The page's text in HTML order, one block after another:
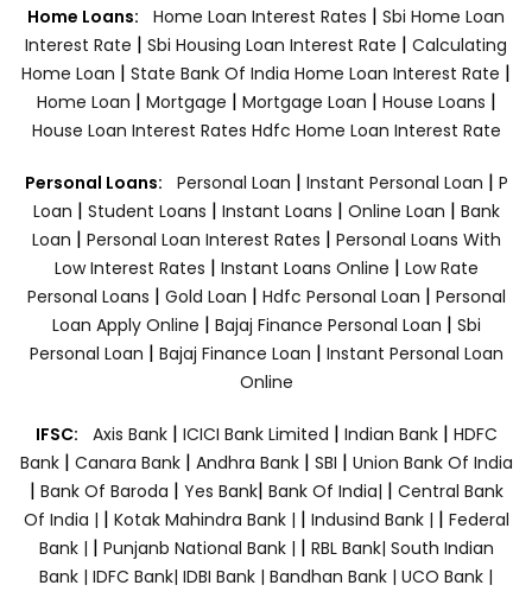
Home Loans: Home Loan Interest Rates | Sbi Home Loan
Interest Rate | Sbi Housing Loan Interest Rate | Calculating
Home Loan | State Bank Of India Home Loan Interest Rate |
Home Loan | Mortgage | Mortgage Loan | House Loans |
House Loan Interest Rates Hdfc Home Loan Interest Rate
Personal Loans: Personal Loan | Instant Personal Loan | P
Loan | Student Loans | Instant Loans | Online Loan | Bank
Loan | Personal Loan Interest Rates | Personal Loans With
Low Interest Rates | Instant Loans Online | Low Rate
Personal Loans | Gold Loan | Hdfc Personal Loan | Personal
Loan Apply Online | Bajaj Finance Personal Loan | Sbi
Personal Loan | Bajaj Finance Loan | Instant Personal Loan
Online
IFSC: Axis Bank | ICICI Bank Limited | Indian Bank | HDFC
Bank| Canara Bank | Andhra Bank| SBI | Union Bank Of India
| Bank Of Baroda | Yes Bank| Bank Of India| | Central Bank
Of India | | Kotak Mahindra Bank | | Indusind Bank | | Federal
Bank | | Punjanb National Bank | | RBL Bank| South Indian
Bank | IDFC Bank| IDBI Bank | Bandhan Bank | UCO Bank |